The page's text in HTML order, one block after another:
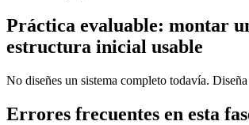
Práctica evaluable: montar
estructura inicial usable
No diseñes un sistema completo todavía.
Errores frecuentes en esta